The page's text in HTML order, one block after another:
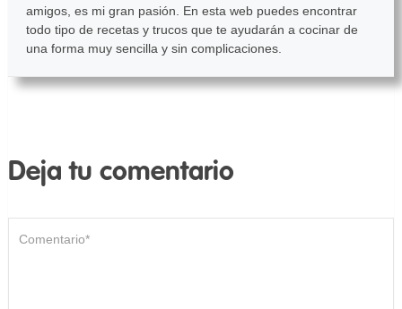
amigos, es mi gran pasión. En esta web puedes encontrar
todo tipo de recetas y trucos que te ayudarán a cocinar de
una forma muy sencilla y sin complicaciones.
Deja tu comentario